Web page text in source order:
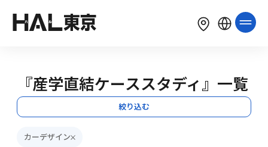
LANGUAGE
한국어 Tiếng Việt Bahasa Indonesia
『産学直結ケーススタディ』一覧
絞り込む
カーデザイン